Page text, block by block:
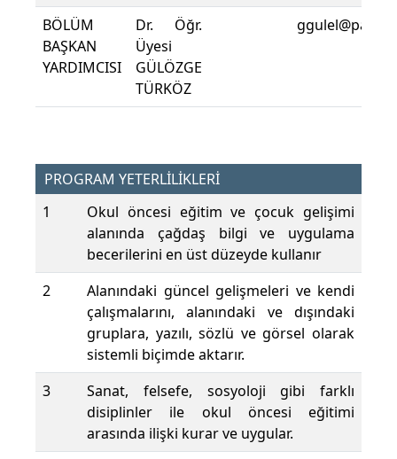
BÖLÜM
BAŞKAN
YARDIMCISI
Dr. Öğr.
Üyesi
GÜLÖZGE
TÜRKÖZ
PROGRAM YETERLİLİKLERİ
1
Okul öncesi eğitim ve çocuk gelişimi
alanında çağdaş bilgi ve uygulama
becerilerini en üst düzeyde kullanır
2
Alanındaki güncel gelişmeleri ve kendi
çalışmalarını, alanındaki ve dışındaki
gruplara, yazılı, sözlü ve görsel olarak
sistemli biçimde aktarır.
3
Sanat, felsefe, sosyoloji gibi farklı
disiplinler ile okul öncesi eğitimi
arasında ilişki kurar ve uygular.